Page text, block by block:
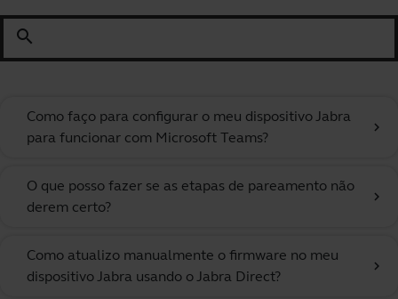
search
Como faço para configurar o meu dispositivo Jabra
para funcionar com Microsoft Teams?
chevron_right
O que posso fazer se as etapas de pareamento não
derem certo?
chevron_right
Como atualizo manualmente o firmware no meu
dispositivo Jabra usando o Jabra Direct?
chevron_right